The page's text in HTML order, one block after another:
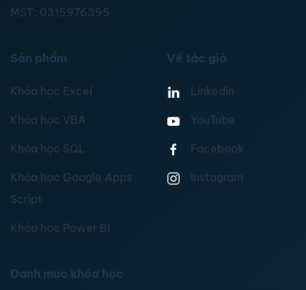
MST: 0315976395
Sản phẩm
Khóa học Excel
Khóa học VBA
Khóa học SQL
Khóa học Google Apps
Script
Khóa học Power BI
Về tác giả
Linkedin
YouTube
Facebook
Instagram
Danh mục khóa học